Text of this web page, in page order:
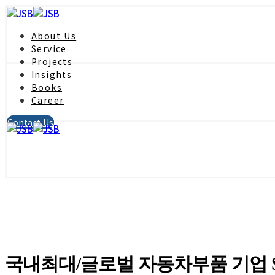
About Us
Service
Projects
Insights
Books
Career
Contact Us
국내최대/글로벌 자동차부품 기업